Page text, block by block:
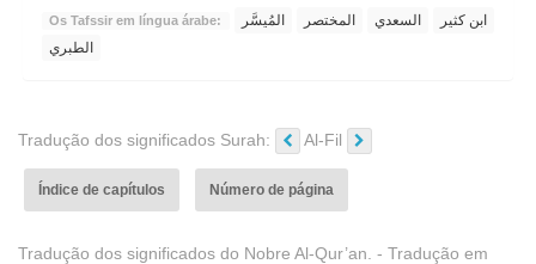
Os Tafssir em língua árabe: المُيسَّر المختصر السعدي
ابن كثير
الطبري
Tradução dos significados Surah: Al-Fil
Índice de capítulos Número de página
Tradução dos significados do Nobre Al-Qur’an. - Tradução em